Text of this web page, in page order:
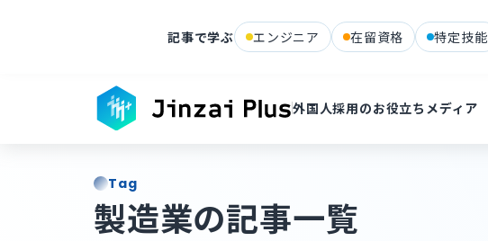
外国人採用のお役立ちメディア
キーワードで探す
#採用情報#コンプライアンス# その他地域#フィリピン
TOP-タグ：製造業
Tag
製造業の記事一覧
記事で学ぶ エンジニア 在留資格 特定技能